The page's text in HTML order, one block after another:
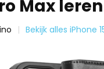
Max
Bekijk alles iPhone